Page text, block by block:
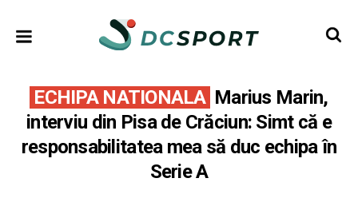
ECHIPA NATIONALA Marius Marin,
interviu din Pisa de Crăciun: Simt că e
responsabilitatea mea să duc echipa în
Serie A